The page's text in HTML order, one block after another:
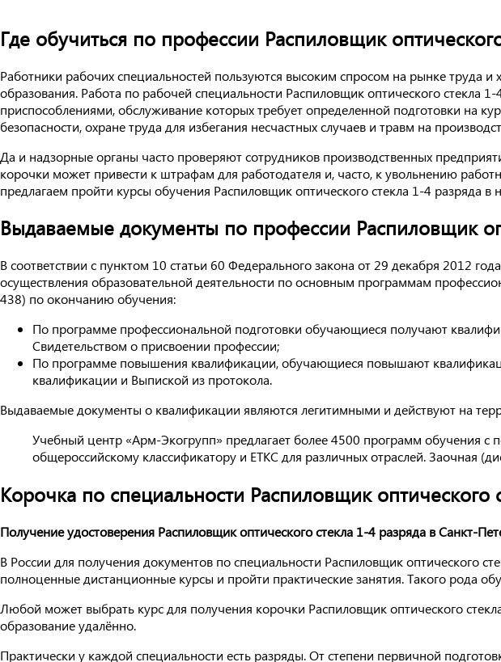
Где обучиться по профессии Распиловщик
Работники рабочих специальностей пользуются высоким спросом на рынке труда
образования. Работа по рабочей специальности Распиловщик оптического
приспособлениями, обслуживание которых требует определенной подготовки
безопасности, охране труда для избегания несчастных случаев и травм на
Да и надзорные органы часто проверяют сотрудников производственных
корочки может привести к штрафам для работодателя и, часто, к увольнению
предлагаем пройти курсы обучения Распиловщик оптического стекла 1-4 разряда
Выдаваемые документы по профессии Распиловщик
В соответствии с пунктом 10 статьи 60 Федерального закона от 29 декабря 2012
осуществления образовательной деятельности по основным программам
438) по окончанию обучения:
По программе профессиональной подготовки обучающиеся получают
Свидетельством о присвоении профессии;
По программе повышения квалификации, обучающиеся повышают
квалификации и Выпиской из протокола.
Выдаваемые документы о квалификации являются легитимными и действуют на
Учебный центр «Арм-Экогрупп» предлагает более 4500 программ обучения
общероссийскому классификатору и ЕТКС для различных отраслей. Заочная
Корочка по специальности Распиловщик оптического
Получение удостоверения Распиловщик оптического стекла 1-4 разряда в Санкт-
В России для получения документов по специальности Распиловщик оптического
полноценные дистанционные курсы и пройти практические занятия. Такого рода
Любой может выбрать курс для получения корочки Распиловщик оптического
образование удалённо.
Практически у каждой специальности есть разряды. От степени первичной